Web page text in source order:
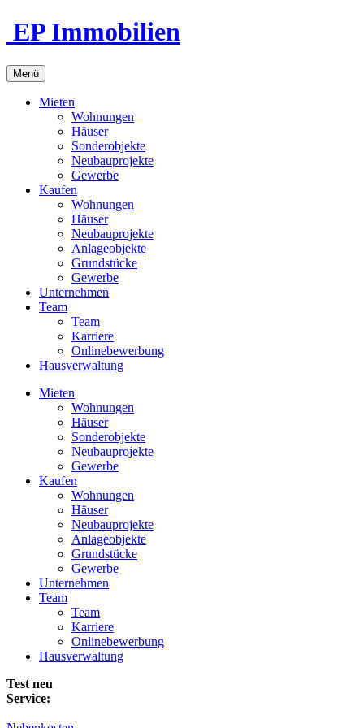
EP Immobilien
Menü
Mieten
Wohnungen
Häuser
Sonderobjekte
Neubauprojekte
Gewerbe
Kaufen
Wohnungen
Häuser
Neubauprojekte
Anlageobjekte
Grundstücke
Gewerbe
Unternehmen
Team
Team
Karriere
Onlinebewerbung
Hausverwaltung
Mieten
Wohnungen
Häuser
Sonderobjekte
Neubauprojekte
Gewerbe
Kaufen
Wohnungen
Häuser
Neubauprojekte
Anlageobjekte
Grundstücke
Gewerbe
Unternehmen
Team
Team
Karriere
Onlinebewerbung
Hausverwaltung
Test neu
Service: